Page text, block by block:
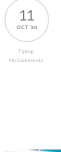
11
OCT '20
Tiptop
No Comments